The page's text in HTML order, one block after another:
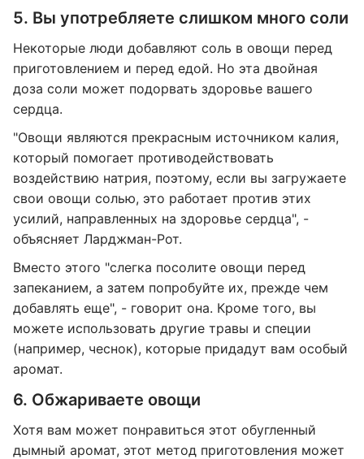
5. Вы употребляете слишком много соли
Некоторые люди добавляют соль в овощи перед
приготовлением и перед едой. Но эта двойная
доза соли может подорвать здоровье вашего
сердца.
"Овощи являются прекрасным источником калия,
который помогает противодействовать
воздействию натрия, поэтому, если вы загружаете
свои овощи солью, это работает против этих
усилий, направленных на здоровье сердца", -
объясняет Ларджман-Рот.
Вместо этого "слегка посолите овощи перед
запеканием, а затем попробуйте их, прежде чем
добавлять еще", - говорит она. Кроме того, вы
можете использовать другие травы и специи
(например, чеснок), которые придадут вам особый
аромат.
6. Обжариваете овощи
Хотя вам может понравиться этот обугленный
дымный аромат, этот метод приготовления может